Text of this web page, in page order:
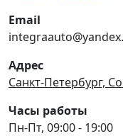
Email
Адрес
Санкт-Петербург,
Часы работы
Пн-Пт, 09:00 - 19:00